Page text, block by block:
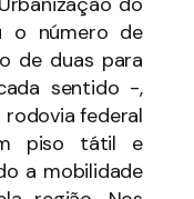
o número de
de duas para
sentido -,
federal
piso tátil e
a mobilidade